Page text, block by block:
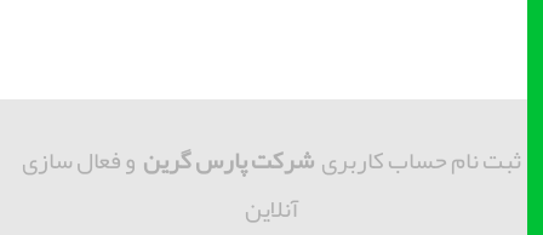
ثبت نام حساب کاربریشرکت پارس گرینو فعال سازی
آنلاین